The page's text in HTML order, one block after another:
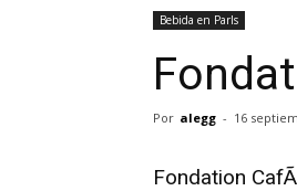
Bebida en ParIs
Por alegg - 16
Fondation